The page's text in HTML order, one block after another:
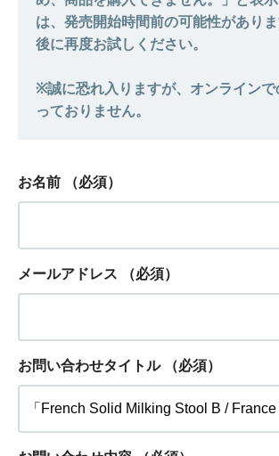
お名前 （必須）
メールアドレス （必須）
お問い合わせタイトル （必須）